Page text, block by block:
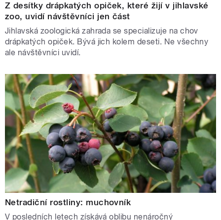
Z desítky drápkatých opiček, které žijí v jihlavské
zoo, uvidí návštěvníci jen část
Jihlavská zoologická zahrada se specializuje na chov
drápkatých opiček. Bývá jich kolem deseti. Ne všechny
ale návštěvníci uvidí.
Netradiční rostliny: muchovník
V posledních letech získává oblibu nenáročný